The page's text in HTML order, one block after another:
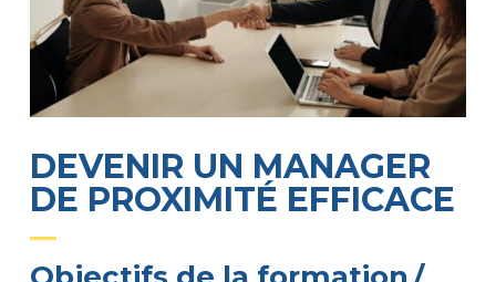
DEVENIR UN MANAGER
DE PROXIMITÉ EFFICACE